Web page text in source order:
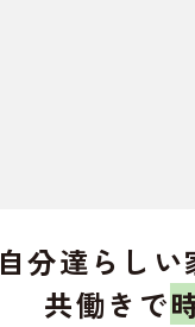
自分達らしい
共働きで